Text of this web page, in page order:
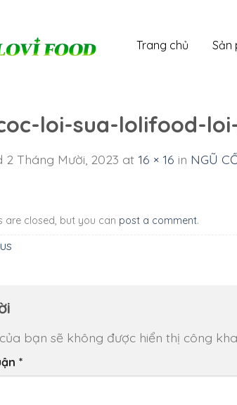
Trang chủ Sản
loi-sua-lolifood-
2 Tháng Mười, 2023 at 16 × 16 in NGŨ
are closed, but you can post a comment.
bạn sẽ không được hiển thị công
*